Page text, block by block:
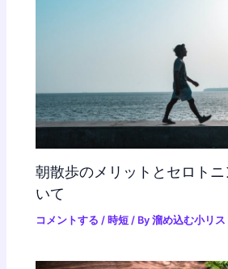
朝散歩のメリットとセロト
いて
コメントする / 時短 / By溜め込む小リス